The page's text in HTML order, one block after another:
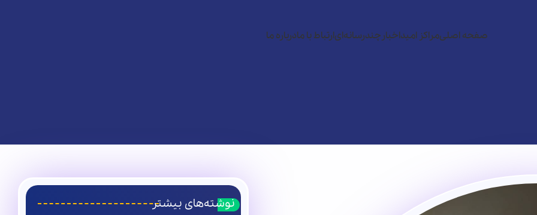
صفحه اصلیمراکز امیداخبار چندرسانه‌ایارتباط با مادرباره ما
نوشته‌های بیشتر